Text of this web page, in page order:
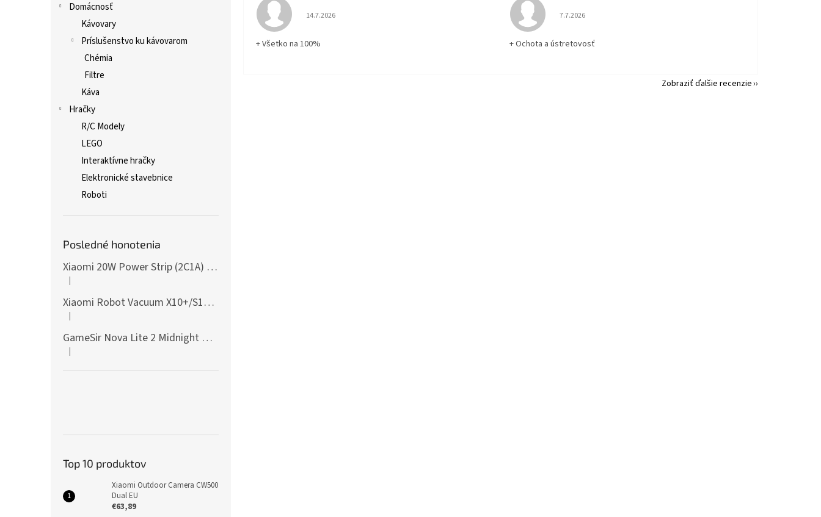
Domácnosť
Kávovary
Príslušenstvo ku kávovarom
Chémia
Filtre
Káva
Hračky
R/C Modely
LEGO
Interaktívne hračky
Elektronické stavebnice
Roboti
Posledné honotenia
Xiaomi 20W Power Strip (2C1A) EU
Hodnotenie produktu je 5 z 5 hviezdičiek.
|
Xiaomi Robot Vacuum X10+/S10+/X10/X20+ Side Brush
Hodnotenie produktu je 5 z 5 hviezdičiek.
|
GameSir Nova Lite 2 Midnight Gray
Hodnotenie produktu je 5 z 5 hviezdičiek.
|
Top 10 produktov
Xiaomi Outdoor Camera CW500
Dual EU
€63,89
Hodnotenie obchodu je 5 z 5 hviezdičiek.
14.7.2026
+ Všetko na 100%
Hodnotenie obchodu je 5 z 5 hviezdičiek.
7.7.2026
+ Ochota a ústretovosť
Zobraziť ďalšie recenzie